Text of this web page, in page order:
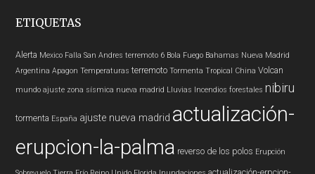
ETIQUETAS
Alerta Mexico Falla San Andres terremoto 6 Bola Fuego Bahamas Nueva Madrid
Argentina Apagon Temperaturas terremoto Tormenta Tropical China Volcan
mundo ajuste zona sísmica nueva madrid Lluvias Incendios forestales nibiru
tormenta España ajuste nueva madrid actualización-
erupcion-la-palma reverso de los polos Erupción